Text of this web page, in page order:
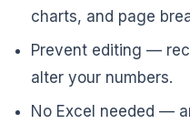
charts, and page
Prevent editing —
alter your numbers.
No Excel needed —